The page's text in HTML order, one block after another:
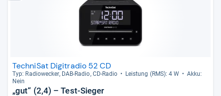
TechniSat Digitradio 52 CD
Typ: Radio­we­cker, DAB-​Radio, CD-​Radio Leis­tung (RMS): 4 W
Akku:
Nein
„gut“ (2,4) – Test-Sieger